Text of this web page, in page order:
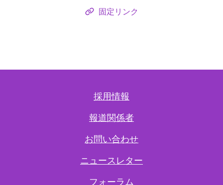
固定リンク
採用情報
報道関係者
お問い合わせ
ニュースレター
フォーラム